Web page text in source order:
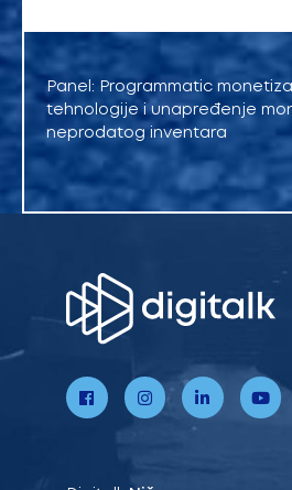
Panel: Programmatic
tehnologije i unapređenje
neprodatog inventara